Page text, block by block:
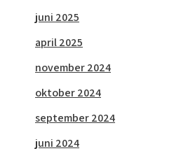
juni 2025
april 2025
november 2024
oktober 2024
september 2024
juni 2024